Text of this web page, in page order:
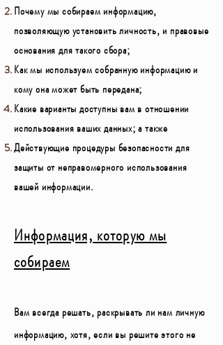
Почему мы собираем информацию,
позволяющую установить личность, и правовые
основания для такого сбора;
Как мы используем собранную информацию и
кому она может быть передана;
Какие варианты доступны вам в отношении
использования ваших данных; а также
Действующие процедуры безопасности для
защиты от неправомерного использования
вашей информации.
Информация, которую мы
собираем
Вам всегда решать, раскрывать ли нам личную
информацию, хотя, если вы решите этого не